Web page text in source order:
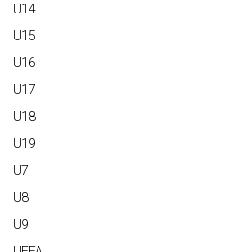
U14
U15
U16
U17
U18
U19
U7
U8
U9